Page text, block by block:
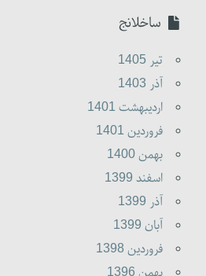
ساخلانج
تير 1405
آذر 1403
ارديبهشت 1401
فروردين 1401
بهمن 1400
اسفند 1399
آذر 1399
آبان 1399
فروردين 1398